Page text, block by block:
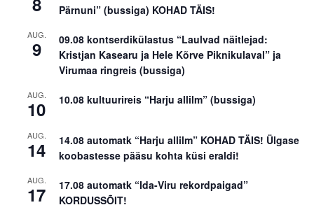
Pärnuni” (bussiga) KOHAD TÄIS!
AUG.
9
09.08 kontserdikülastus “Laulvad näitlejad:
Kristjan Kasearu ja Hele Kõrve Piknikulaval” ja
Virumaa ringreis (bussiga)
AUG.
10 10.08 kultuurireis “Harju allilm” (bussiga)
AUG.
14
14.08 automatk “Harju allilm” KOHAD TÄIS! Ülgase
koobastesse pääsu kohta küsi eraldi!
AUG.
17
17.08 automatk “Ida-Viru rekordpaigad”
KORDUSSÕIT!